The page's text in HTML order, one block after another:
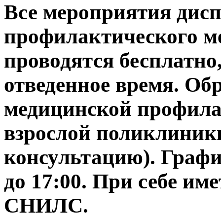
Все мероприятия
профилактического
проводятся
отведенное время.
медицинской
взрослой
консультацию).
до 17:00. При себе
СНИЛС.